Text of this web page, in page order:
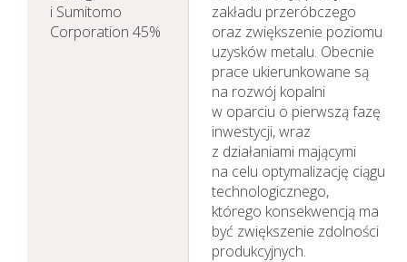
i Sumitomo
Corporation 45%
zakładu przeróbczego
oraz zwiększenie poziomu
uzysków metalu. Obecnie
prace ukierunkowane są
na rozwój kopalni
w oparciu o pierwszą fazę
inwestycji, wraz
z działaniami mającymi
na celu optymalizację ciągu
technologicznego,
którego konsekwencją ma
być zwiększenie zdolności
produkcyjnych.